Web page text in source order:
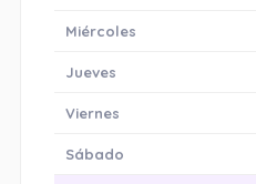
Miércoles
Jueves
Viernes
Sábado